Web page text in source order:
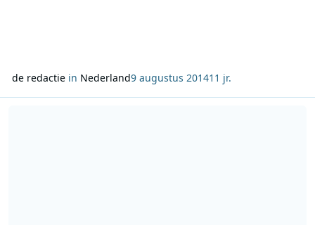
de redactiein Nederland9 augustus 201411 jr.